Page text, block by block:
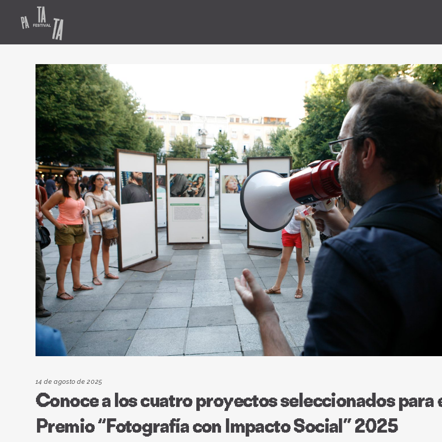
14 de agosto de 2025
Conoce a los cuatro proyectos seleccionados para
Premio “Fotografía con Impacto Social” 2025